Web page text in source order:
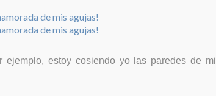
ejemplo, estoy cosiendo yo las paredes de mi